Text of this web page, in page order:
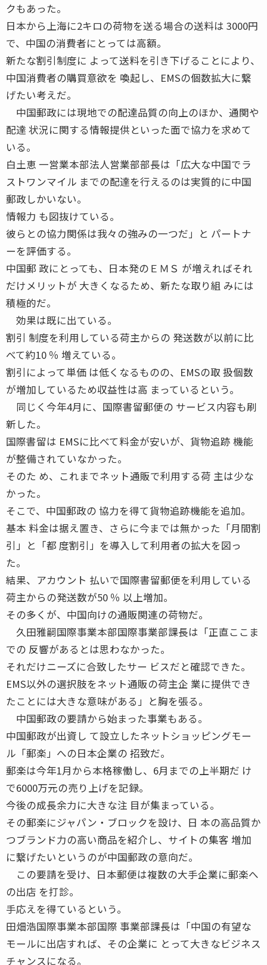
クもあった。
日本から上海に2キロの荷物を送る場合の送料は 3000円
で、中国の消費者にとっては高額。
新たな割引制度に よって送料を引き下げることにより、
中国消費者の購買意欲を 喚起し、EMSの個数拡大に繋
げたい考えだ。
中国郵政には現地での配達品質の向上のほか、通関や
配達 状況に関する情報提供といった面で協力を求めて
いる。
白土恵 一営業本部法人営業部部長は「広大な中国でラ
ストワンマイル までの配達を行えるのは実質的に中国
郵政しかいない。
情報力 も図抜けている。
彼らとの協力関係は我々の強みの一つだ」と パートナ
ーを評価する。
中国郵 政にとっても、日本発のＥＭＳ が増えればそれ
だけメリットが 大きくなるため、新たな取り組 みには
積極的だ。
効果は既に出ている。
割引 制度を利用している荷主からの 発送数が以前に比
べて約10 ％ 増えている。
割引によって単価 は低くなるものの、EMSの取 扱個数
が増加しているため収益性は高 まっているという。
同じく今年4月に、国際書留郵便の サービス内容も刷
新した。
国際書留は EMSに比べて料金が安いが、貨物追跡 機能
が整備されていなかった。
そのた め、これまでネット通販で利用する荷 主は少な
かった。
そこで、中国郵政の 協力を得て貨物追跡機能を追加。
基本 料金は据え置き、さらに今までは無かった「月間割
引」と「都 度割引」を導入して利用者の拡大を図っ
た。
結果、アカウント 払いで国際書留郵便を利用している
荷主からの発送数が50 ％ 以上増加。
その多くが、中国向けの通販関連の荷物だ。
久田雅嗣国際事業本部国際事業部課長は「正直ここま
での 反響があるとは思わなかった。
それだけニーズに合致したサー ビスだと確認できた。
EMS以外の選択肢をネット通販の荷主企 業に提供でき
たことには大きな意味がある」と胸を張る。
中国郵政の要請から始まった事業もある。
中国郵政が出資し て設立したネットショッピングモー
ル「郵楽」への日本企業の 招致だ。
郵楽は今年1月から本格稼働し、6月までの上半期だ け
で6000万元の売り上げを記録。
今後の成長余力に大きな注 目が集まっている。
その郵楽にジャパン・ブロックを設け、日 本の高品質か
つブランド力の高い商品を紹介し、サイトの集客 増加
に繋げたいというのが中国郵政の意向だ。
この要請を受け、日本郵便は複数の大手企業に郵楽へ
の出店 を打診。
手応えを得ているという。
田畑浩国際事業本部国際 事業部課長は「中国の有望な
モールに出店すれば、その企業に とって大きなビジネス
チャンスになる。